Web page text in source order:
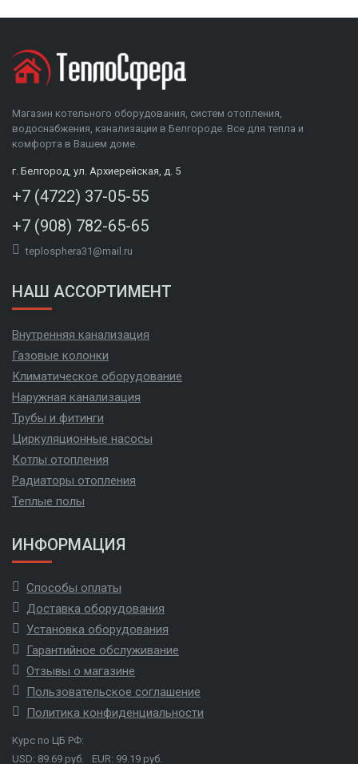
Магазин котельного оборудования, систем отопления,
водоснабжения, канализации в Белгороде. Все для тепла и
комфорта в Вашем доме.
г. Белгород, ул. Архиерейская, д. 5
+7 (4722) 37-05-55
+7 (908) 782-65-65
teplosphera31@mail.ru
НАШ АССОРТИМЕНТ
Внутренняя канализация
Газовые колонки
Климатическое оборудование
Наружная канализация
Трубы и фитинги
Циркуляционные насосы
Котлы отопления
Радиаторы отопления
Теплые полы
ИНФОРМАЦИЯ
Способы оплаты
Доставка оборудования
Установка оборудования
Гарантийное обслуживание
Отзывы о магазине
Пользовательское соглашение
Политика конфиденциальности
Курс по ЦБ РФ:
USD: 89.69 руб.
EUR: 99.19 руб.